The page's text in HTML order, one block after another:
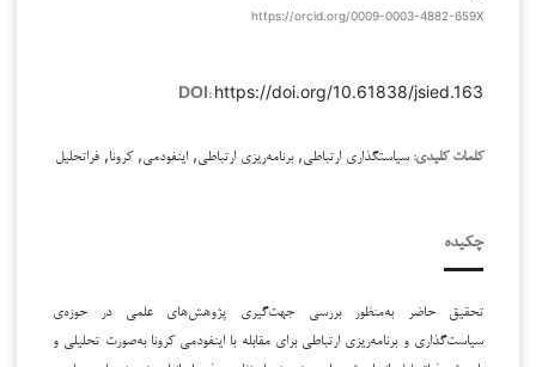
https://orcid.org/0009-0003-4882-659X
DOI: https://doi.org/10.61838/jsied.163
کلمات کلیدی: سیاستگذاری ارتباطی, برنامه‌ریزی ارتباطی, اینفودمی, کرونا, فراتحلیل
چکیده
تحقیق حاضر به‌منظور بررسی جهت‌گیری پژوهش‌های علمی در حوزه‌ی
سیاست‌گذاری و برنامه‌ریزی ارتباطی برای مقابله با اینفودمی کرونا به‌صورت تحلیلی و